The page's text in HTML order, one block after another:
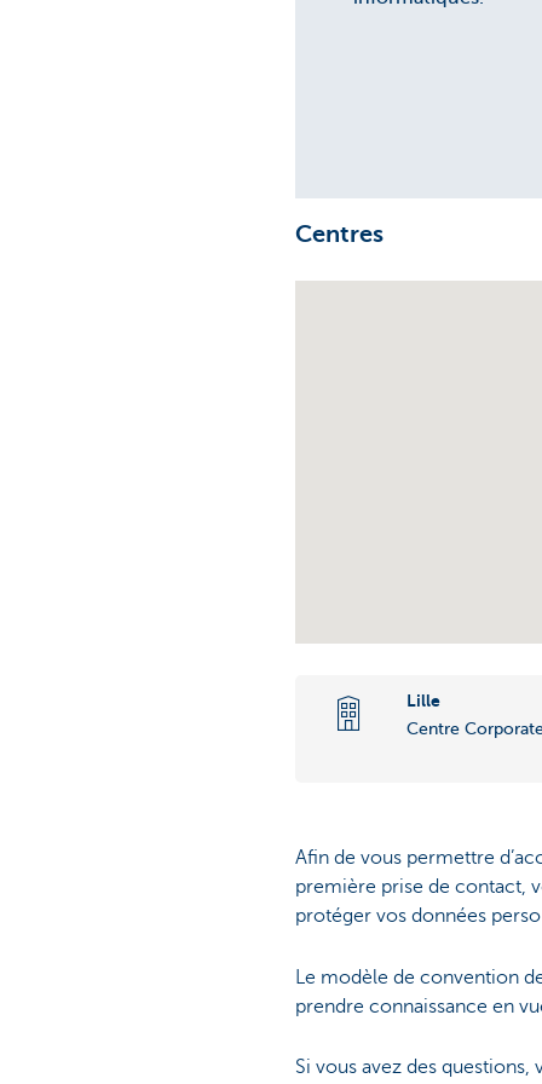
Centres
Lille
Centre
Afin de vous permettre
première prise de contact,
protéger vos données
Le modèle de convention
prendre connaissance en
Si vous avez des